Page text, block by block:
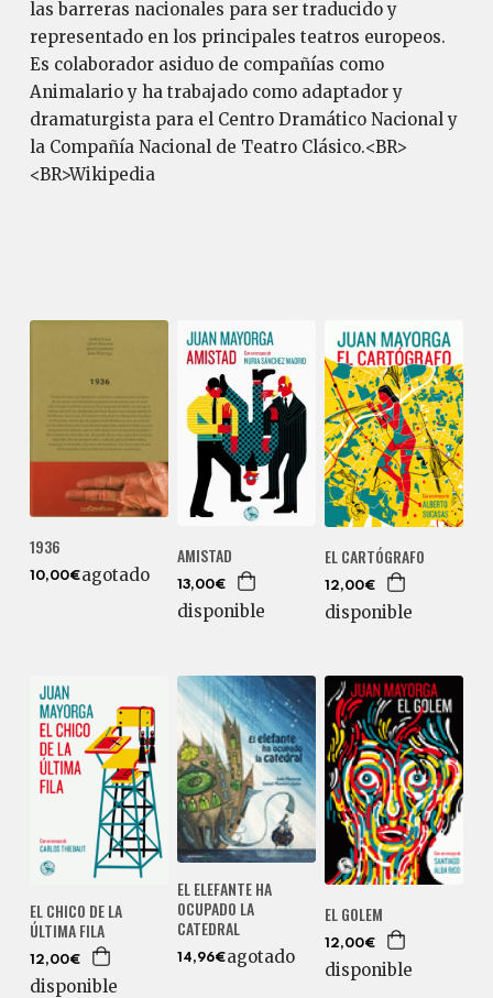
las barreras nacionales para ser traducido y
representado en los principales teatros europeos.
Es colaborador asiduo de compañías como
Animalario y ha trabajado como adaptador y
dramaturgista para el Centro Dramático Nacional y
la Compañía Nacional de Teatro Clásico.<BR>
<BR>Wikipedia
1936
10,00€agotado
AMISTAD
13,00€
disponible
EL CARTÓGRAFO
12,00€
disponible
EL CHICO DE LA
ÚLTIMA FILA
12,00€
disponible
EL ELEFANTE HA
OCUPADO LA
CATEDRAL
14,96€agotado
EL GOLEM
12,00€
disponible